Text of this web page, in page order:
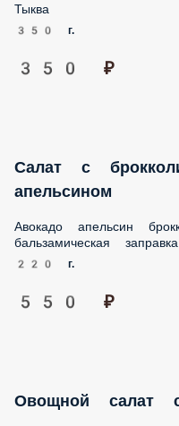
350 г.
Авокадо апельсин
бальзамическая заправка
550 ₽
250 г.